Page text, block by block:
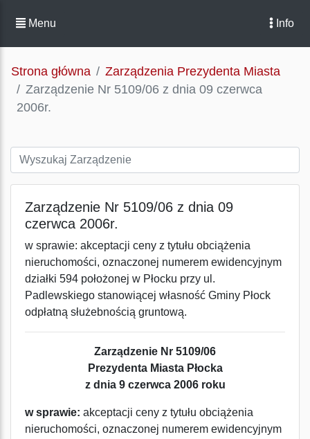
Menu Info
Strona główna
Zarządzenia Prezydenta Miasta
Zarządzenie Nr 5109/06 z dnia 09 czerwca
2006r.
Zarządzenie Nr 5109/06 z dnia 09
czerwca 2006r.
w sprawie: akceptacji ceny z tytułu obciążenia
nieruchomości, oznaczonej numerem ewidencyjnym
działki 594 położonej w Płocku przy ul.
Padlewskiego stanowiącej własność Gminy Płock
odpłatną służebnością gruntową.
Zarządzenie Nr 5109/06
Prezydenta Miasta Płocka
z dnia 9 czerwca 2006 roku
w sprawie: akceptacji ceny z tytułu obciążenia
nieruchomości, oznaczonej numerem ewidencyjnym